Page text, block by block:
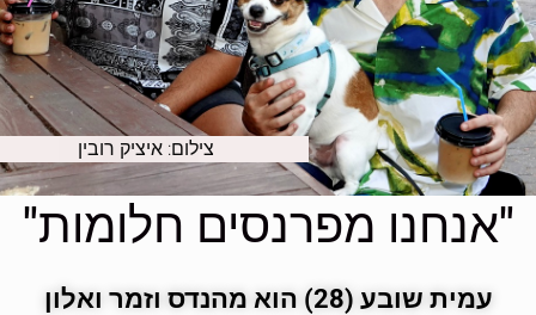
צילום: איציק רובין
"אנחנו מפרנסים חלומות"
עמית שובע (28) הוא מהנדס וזמר ואלון